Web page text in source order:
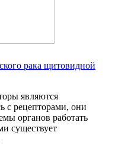
рака щитовидной
являются
с рецепторами, они
органов работать
существует